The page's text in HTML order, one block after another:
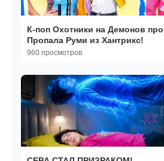
К-поп Охотники на Демонов
Пропала Руми из Хантрикс!
960 просмотров